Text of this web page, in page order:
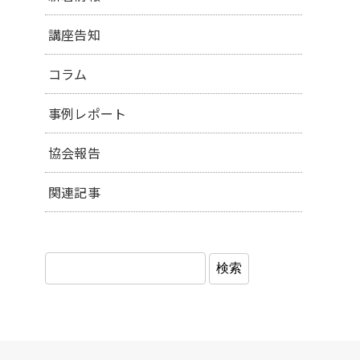
講座告知
コラム
事例レポート
協会報告
関連記事